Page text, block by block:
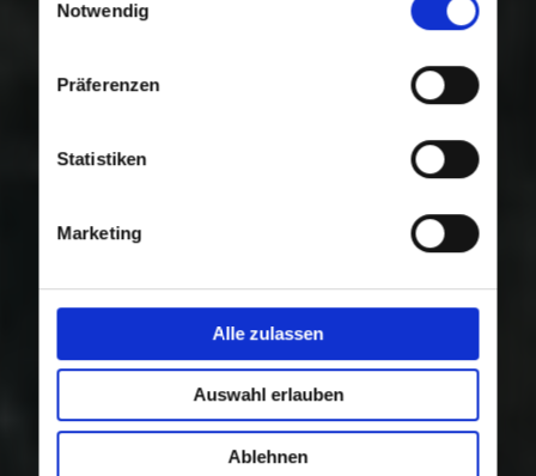
Nutzung der Dienste gesammelt haben.
Notwendig
Präferenzen
Statistiken
Marketing
Alle zulassen
Auswahl erlauben
Ablehnen